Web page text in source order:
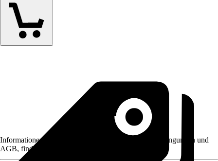
Informationen des Verkäufers, wie z. B. Rückgabebedingungen und
AGB, finden Sie bei Klick auf den Verkäufernamen.